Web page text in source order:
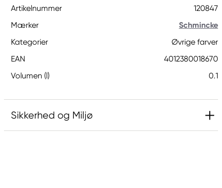
Artikelnummer
120847
Mærker
Schmincke
Kategorier
Øvrige farver
EAN
4012380018670
Volumen (l)
0.1
Sikkerhed og Miljø